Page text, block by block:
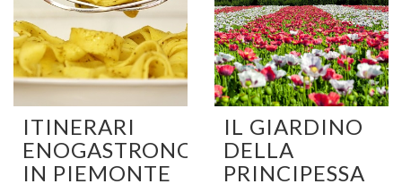
ITINERARI
ENOGASTRONOMICI
IN PIEMONTE
IL GIARDINO
DELLA
PRINCIPESSA